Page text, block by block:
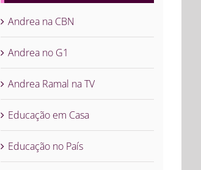
Andrea na CBN
Andrea no G1
Andrea Ramal na TV
Educação em Casa
Educação no País